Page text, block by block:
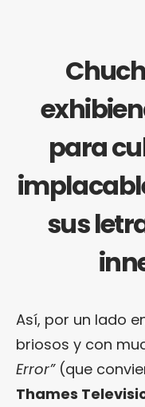
para
sus
Así, por un lado
briosos y con
Error”(que
Thames